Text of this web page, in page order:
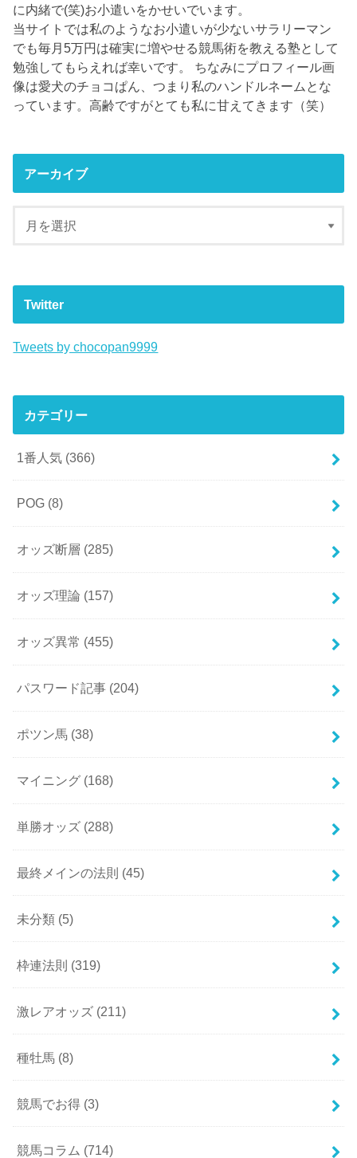
に内緒で(笑)お小遣いをかせいでいます。
当サイトでは私のようなお小遣いが少ないサラリーマン
でも毎月5万円は確実に増やせる競馬術を教える塾として
勉強してもらえれば幸いです。 ちなみにプロフィール画
像は愛犬のチョコぱん、つまり私のハンドルネームとな
っています。高齢ですがとても私に甘えてきます（笑）
アーカイブ
Twitter
Tweets by chocopan9999
カテゴリー
1番人気 (366)
POG (8)
オッズ断層 (285)
オッズ理論 (157)
オッズ異常 (455)
パスワード記事 (204)
ポツン馬 (38)
マイニング (168)
単勝オッズ (288)
最終メインの法則 (45)
未分類 (5)
枠連法則 (319)
激レアオッズ (211)
種牡馬 (8)
競馬でお得 (3)
競馬コラム (714)